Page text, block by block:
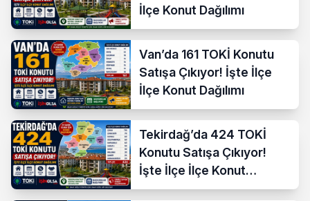
İlçe Konut Dağılımı
Van’da 161 TOKİ Konutu
Satışa Çıkıyor! İşte İlçe
İlçe Konut Dağılımı
Tekirdağ’da 424 TOKİ
Konutu Satışa Çıkıyor!
İşte İlçe İlçe Konut
Dağılımı